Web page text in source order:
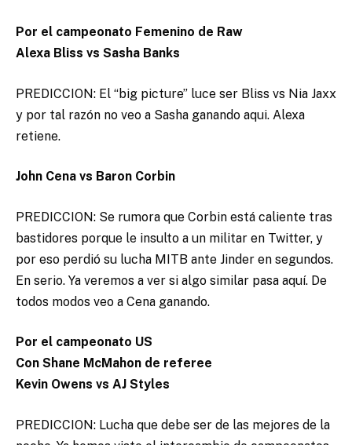
Por el campeonato Femenino de Raw
Alexa Bliss vs Sasha Banks
PREDICCION: El “big picture” luce ser Bliss vs Nia Jaxx
y por tal razón no veo a Sasha ganando aqui. Alexa
retiene.
John Cena vs Baron Corbin
PREDICCION: Se rumora que Corbin está caliente tras
bastidores porque le insulto a un militar en Twitter, y
por eso perdió su lucha MITB ante Jinder en segundos.
En serio. Ya veremos a ver si algo similar pasa aquí. De
todos modos veo a Cena ganando.
Por el campeonato US
Con Shane McMahon de referee
Kevin Owens vs AJ Styles
PREDICCION: Lucha que debe ser de las mejores de la